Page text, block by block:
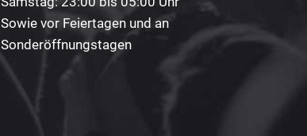
Sowie vor Feiertagen und an
Sonderöffnungstagen